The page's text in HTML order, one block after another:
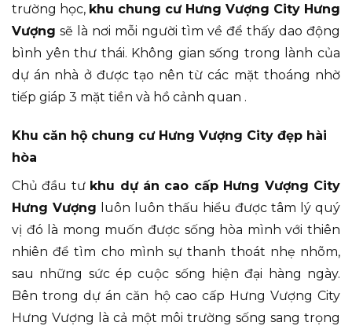
trường học, khu chung cư Hưng Vượng City Hưng
Vượng sẽ là nơi mỗi người tìm về để thấy dao động
bình yên thư thái. Không gian sống trong lành của
dự án nhà ở được tạo nên từ các mặt thoáng nhờ
tiếp giáp 3 mặt tiền và hồ cảnh quan .
Khu căn hộ chung cư Hưng Vượng City đẹp hài
hòa
Chủ đầu tư khu dự án cao cấp Hưng Vượng City
Hưng Vượng luôn luôn thấu hiểu được tâm lý quý
vị đó là mong muốn được sống hòa mình với thiên
nhiên để tìm cho mình sự thanh thoát nhẹ nhõm,
sau những sức ép cuộc sống hiện đại hàng ngày.
Bên trong dự án căn hộ cao cấp Hưng Vượng City
Hưng Vượng là cả một môi trường sống sang trọng